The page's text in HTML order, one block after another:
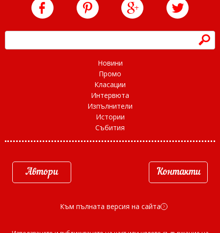
h
Новини
Промо
Класации
Интервюта
Изпълнители
Истории
Събития
Автори Контакти
Към пълната версия на сайта d